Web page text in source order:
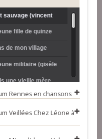
sauvage (vincent
fille de quinze
de mon village
militaire (gisèle
une vieille mère
mon ami (serge
pour m'écouter
Rennes en chansons
Veillées Chez Léone à